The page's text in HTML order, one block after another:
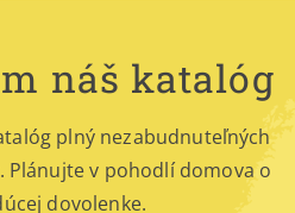
náš katalóg
plný nezabudnuteľných
Plánujte v pohodlí domova o
dovolenke.